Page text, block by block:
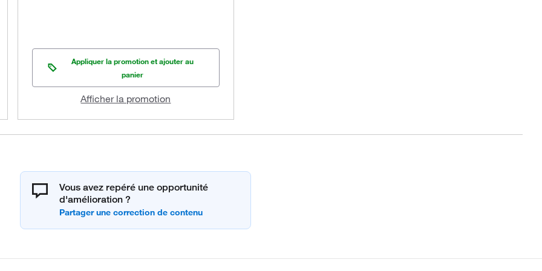
Appliquer la promotion et ajouter au
panier
Afficher la promotion
Vous avez repéré une opportunité
d'amélioration ?